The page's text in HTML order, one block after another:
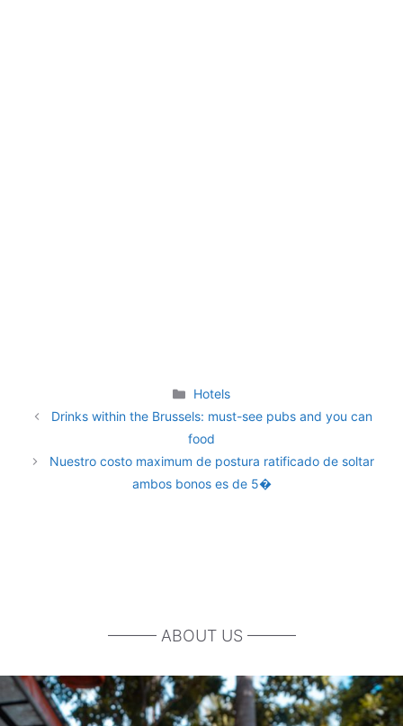
Categories
Hotels
Drinks within the Brussels: must-see pubs and you can
food
Nuestro costo maximum de postura ratificado de soltar
ambos bonos es de 5�
——— ABOUT US ———